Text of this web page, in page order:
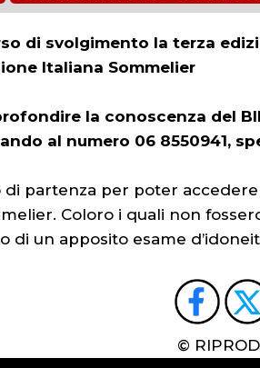
di svolgimento la terza
Italiana Sommelier
la conoscenza del
al numero 06 8550941,
partenza per poter accedere
Coloro i quali non
di un apposito esame
©